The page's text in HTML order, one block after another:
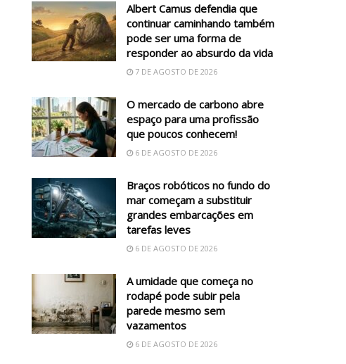
Albert Camus defendia que
continuar caminhando também
pode ser uma forma de
responder ao absurdo da vida
7 DE AGOSTO DE 2026
O mercado de carbono abre
espaço para uma profissão
que poucos conhecem!
6 DE AGOSTO DE 2026
Braços robóticos no fundo do
mar começam a substituir
grandes embarcações em
tarefas leves
6 DE AGOSTO DE 2026
A umidade que começa no
rodapé pode subir pela
parede mesmo sem
vazamentos
6 DE AGOSTO DE 2026